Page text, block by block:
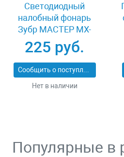
Светодиодный
налобный фонарь
Зубр МАСТЕР MX-
100 56438
225 руб.
Сообщить о поступлении
Нет в наличии
Популярные в